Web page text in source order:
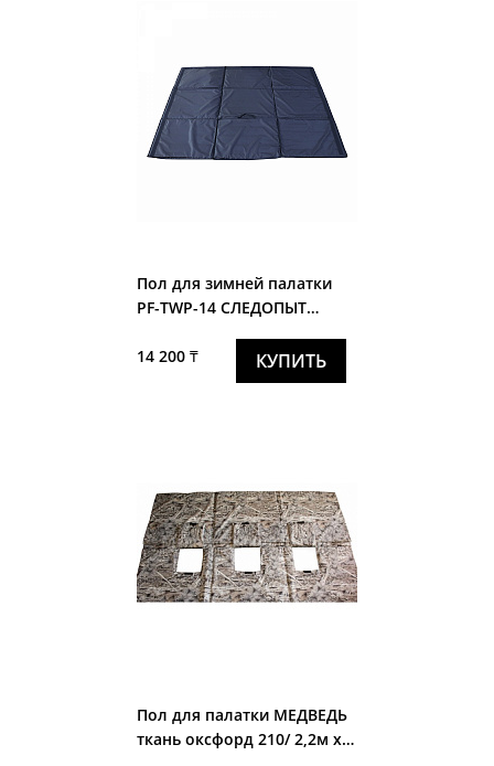
Пол для зимней палатки
PF-TWР-14 СЛЕДОПЫТ
210х160х1см
14 200 ₸ КУПИТЬ
Пол для палатки МЕДВЕДЬ
ткань оксфорд 210/ 2,2м х